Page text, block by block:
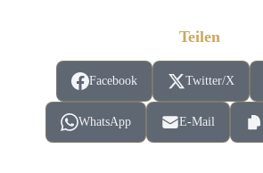
Teilen
Facebook Twitter/X
WhatsApp E-Mail